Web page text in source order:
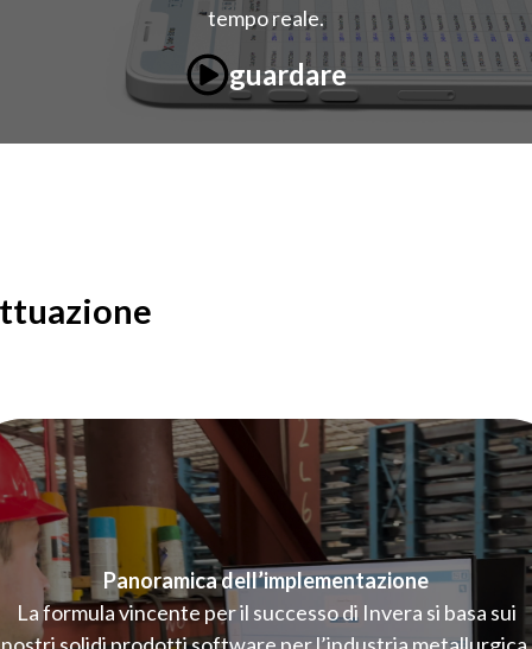
tempo reale.
guardare
Panoramica dell’implementazione
La formula vincente per il successo di Invera si basa sui
nostri solidi prodotti software per l’industria metallurgica,